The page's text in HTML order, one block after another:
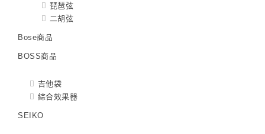
琵琶弦
二胡弦
Bose商品
BOSS商品
吉他袋
綜合效果器
SEIKO